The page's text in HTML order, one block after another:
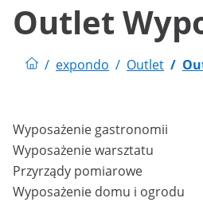
Outlet
/ expondo / Outlet /
Wyposażenie gastronomii
Wyposażenie warsztatu
Przyrządy pomiarowe
Wyposażenie domu i ogrodu